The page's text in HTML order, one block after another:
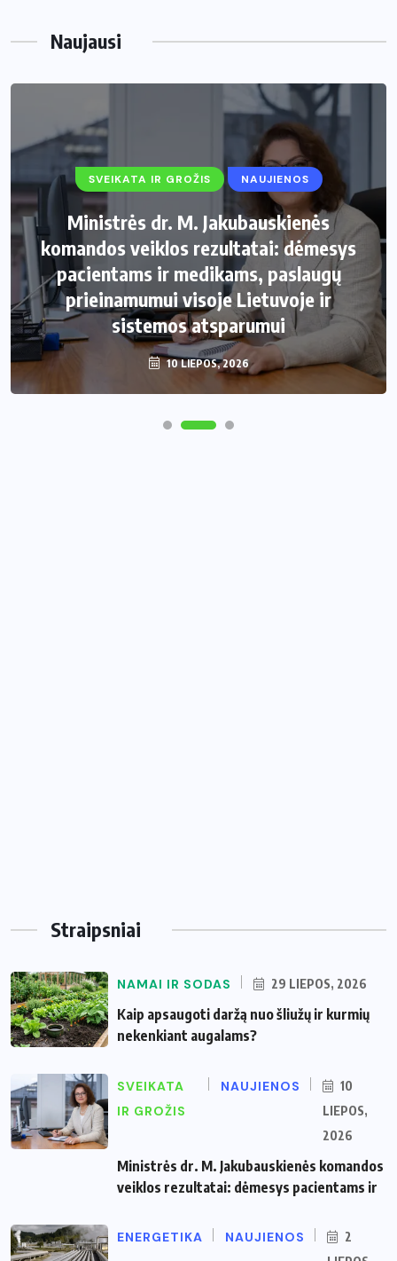
Naujausi
SVEIKATA IR GROŽIS NAUJIENOS
Ministrės dr. M. Jakubauskienės
komandos veiklos rezultatai: dėmesys
pacientams ir medikams, paslaugų
prieinamumui visoje Lietuvoje ir
sistemos atsparumui
10 LIEPOS, 2026
Straipsniai
NAMAI IR SODAS 29 LIEPOS, 2026
Kaip apsaugoti daržą nuo šliužų ir kurmių
nekenkiant augalams?
SVEIKATA
IR GROŽIS
NAUJIENOS
10
LIEPOS,
2026
Ministrės dr. M. Jakubauskienės komandos
veiklos rezultatai: dėmesys pacientams ir
ENERGETIKA NAUJIENOS
2